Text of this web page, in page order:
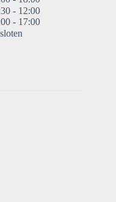
- 12:00
- 17:00